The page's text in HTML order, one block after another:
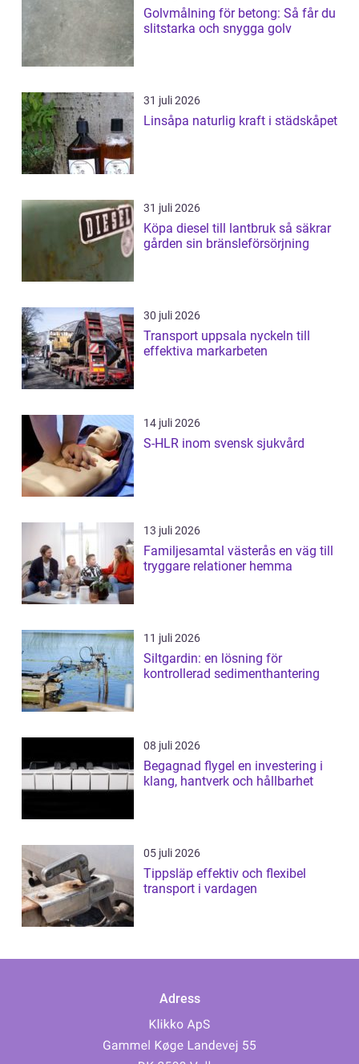
Golvmålning för betong: Så får du
slitstarka och snygga golv
31 juli 2026
Linsåpa naturlig kraft i städskåpet
31 juli 2026
Köpa diesel till lantbruk så säkrar
gården sin bränsleförsörjning
30 juli 2026
Transport uppsala nyckeln till
effektiva markarbeten
14 juli 2026
S-HLR inom svensk sjukvård
13 juli 2026
Familjesamtal västerås en väg till
tryggare relationer hemma
11 juli 2026
Siltgardin: en lösning för
kontrollerad sedimenthantering
08 juli 2026
Begagnad flygel en investering i
klang, hantverk och hållbarhet
05 juli 2026
Tippsläp effektiv och flexibel
transport i vardagen
Adress